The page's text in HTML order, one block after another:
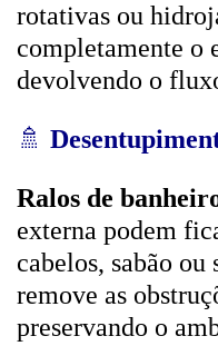
rotativas ou
completamente o
devolvendo o
🚿
Ralos de
externa podem
cabelos, sabão
remove as
preservando o